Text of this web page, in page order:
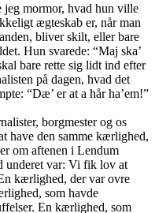
jeg mormor, hvad hun ville
ægteskab er, når man
bliver skilt, eller bare
Hun svarede: “Maj ska’
bare rette sig lidt ind efter
på dagen, hvad det
“Dæ’ er at a hår ha’em!”
borgmester og os
have den samme kærlighed,
om aftenen i Lendum
underet var: Vi fik lov at
kærlighed, der var ovre
som havde
En kærlighed, som